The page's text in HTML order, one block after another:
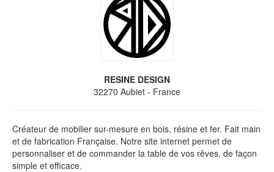
RESINE DESIGN
32270 Aubiet - France
Créateur de mobilier sur-mesure en bois, résine et fer. Fait main
et de fabrication Française. Notre site internet permet de
personnaliser et de commander la table de vos rêves, de façon
simple et efficace.